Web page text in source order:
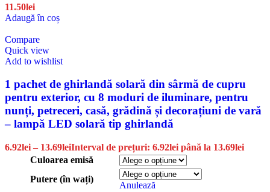
11.50lei
Adaugă în coș
Compare
Quick view
Add to wishlist
1 pachet de ghirlandă solară din sârmă de cupru
pentru exterior, cu 8 moduri de iluminare, pentru
nunți, petreceri, casă, grădină și decorațiuni de vară
– lampă LED solară tip ghirlandă
6.92lei – 13.69leiInterval de prețuri: 6.92lei până la 13.69lei
Culoarea emisă
Putere (în wați)
Anulează